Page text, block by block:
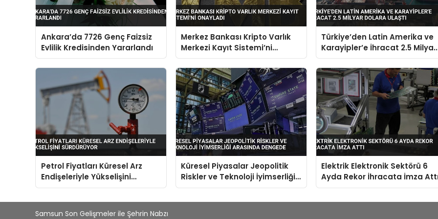
Ankara’da 7726 Genç Faizsiz
Evlilik Kredisinden Yararlandı
Merkez Bankası Kripto Varlık
Merkezi Kayıt Sistemi’ni
Onayladı
Türkiye’den Latin Amerika ve
Karayipler’e İhracat 2.5 Milyar
Dolara Ulaştı
Petrol Fiyatları Küresel Arz
Endişeleriyle Yükselişini
Sürdürüyor
Küresel Piyasalar Jeopolitik
Riskler ve Teknoloji İyimserliği
Arasında Dengede
Elektrik Elektronik Sektörü 6
Ayda Rekor İhracata İmza
Samsun Son Gelişmeler ile Şehrin Nabzı